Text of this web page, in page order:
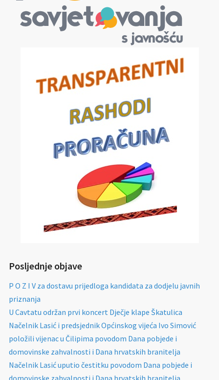
Posljednje objave
P O Z I V za dostavu prijedloga kandidata za dodjelu javnih
priznanja
U Cavtatu održan prvi koncert Dječje klape Škatulica
Načelnik Lasić i predsjednik Općinskog vijeća Ivo Simović
položili vijenac u Čilipima povodom Dana pobjede i
domovinske zahvalnosti i Dana hrvatskih branitelja
Načelnik Lasić uputio čestitku povodom Dana pobjede i